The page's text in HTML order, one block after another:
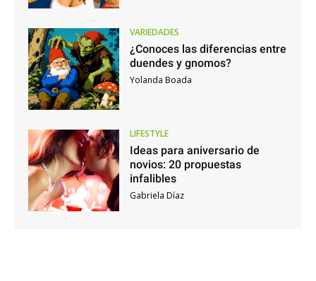
VARIEDADES
¿Conoces las diferencias entre
duendes y gnomos?
Yolanda Boada
LIFESTYLE
Ideas para aniversario de
novios: 20 propuestas
infalibles
Gabriela Díaz